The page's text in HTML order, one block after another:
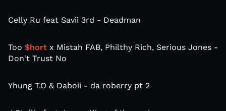
Celly Ru feat Savii 3rd - Deadman
Too $hort x Mistah FAB, Philthy Rich, Serious Jones -
Don't Trust No
Yhung T.O & Daboii - da roberry pt 2